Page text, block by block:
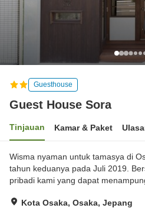
Guesthouse
Guest House Sora
Tinjauan Kamar & Paket
Wisma nyaman untuk tamasya di
tahun keduanya pada Juli 2019.
pribadi kami yang dapat
Kota Osaka, Osaka, Jepang